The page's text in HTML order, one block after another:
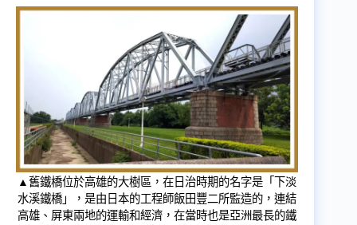
▲舊鐵橋位於高雄的大樹區，在日治時期的名字是「下淡
水溪鐵橋」，是由日本的工程師飯田豐二所監造的，連結
高雄、屏東兩地的運輸和經濟，在當時也是亞洲最長的鐵